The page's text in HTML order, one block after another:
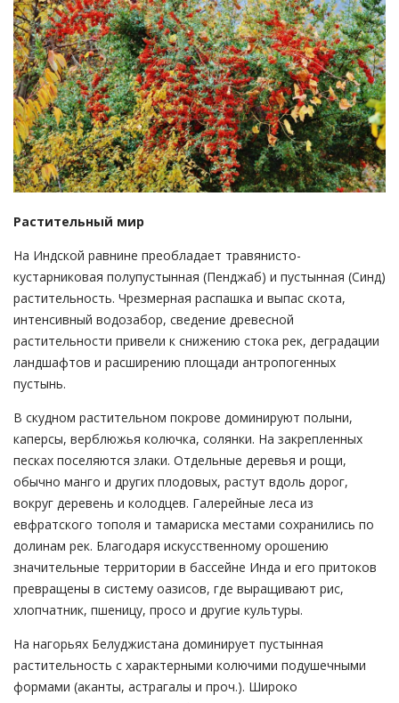
Растительный мир
На Индской равнине преобладает травянисто-
кустарниковая полупустынная (Пенджаб) и пустынная (Синд)
растительность. Чрезмерная распашка и выпас скота,
интенсивный водозабор, сведение древесной
растительности привели к снижению стока рек, деградации
ландшафтов и расширению площади антропогенных
пустынь.
В скудном растительном покрове доминируют полыни,
каперсы, верблюжья колючка, солянки. На закрепленных
песках поселяются злаки. Отдельные деревья и рощи,
обычно манго и других плодовых, растут вдоль дорог,
вокруг деревень и колодцев. Галерейные леса из
евфратского тополя и тамариска местами сохранились по
долинам рек. Благодаря искусственному орошению
значительные территории в бассейне Инда и его притоков
превращены в систему оазисов, где выращивают рис,
хлопчатник, пшеницу, просо и другие культуры.
На нагорьях Белуджистана доминирует пустынная
растительность с характерными колючими подушечными
формами (аканты, астрагалы и проч.). Широко